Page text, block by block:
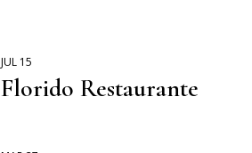
JUL 15
Florido Restaurante